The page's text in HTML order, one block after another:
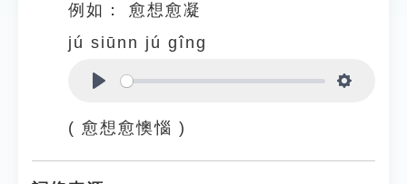
例如：
愈想愈凝
jú siūnn jú gîng
( 愈想愈懊惱 )